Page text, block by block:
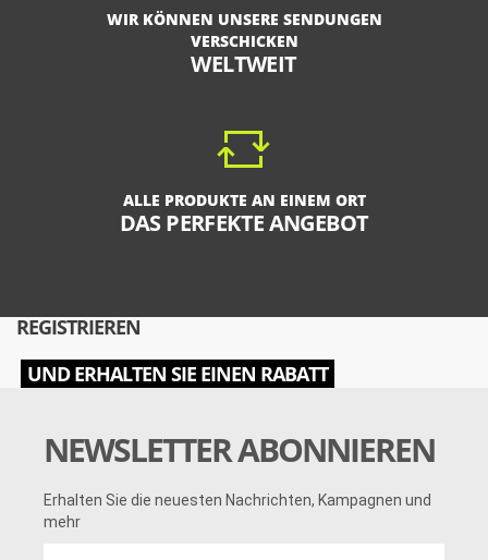
WIR KÖNNEN UNSERE SENDUNGEN
VERSCHICKEN
WELTWEIT
ALLE PRODUKTE AN EINEM ORT
DAS PERFEKTE ANGEBOT
REGISTRIEREN
UND ERHALTEN SIE EINEN RABATT
NEWSLETTER ABONNIEREN
Erhalten Sie die neuesten Nachrichten, Kampagnen und
mehr